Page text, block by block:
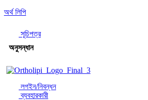
অর্থ লিপি
সূচিপত্র
অনুসন্ধান
লগইন/নিবন্ধন
ব্যবহারকারী